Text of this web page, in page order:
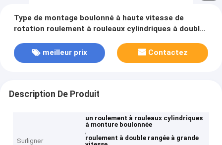
Type de montage boulonné à haute vitesse de
rotation roulement à rouleaux cylindriques à double
meilleur prix
Contactez
Description De Produit
Surligner
un roulement à rouleaux cylindriques
à monture boulonnée
,
roulement à double rangée à grande